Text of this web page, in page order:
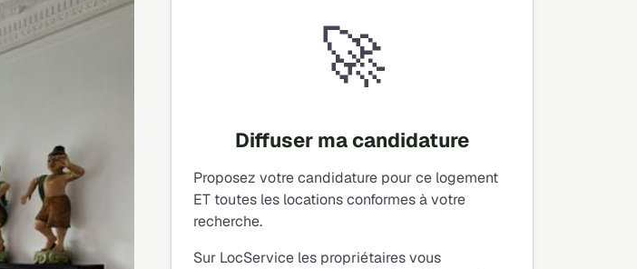
🚀
Diffuser ma candidature
Proposez votre candidature pour ce logement
ET toutes les locations conformes à votre
recherche.
Sur LocService les propriétaires vous